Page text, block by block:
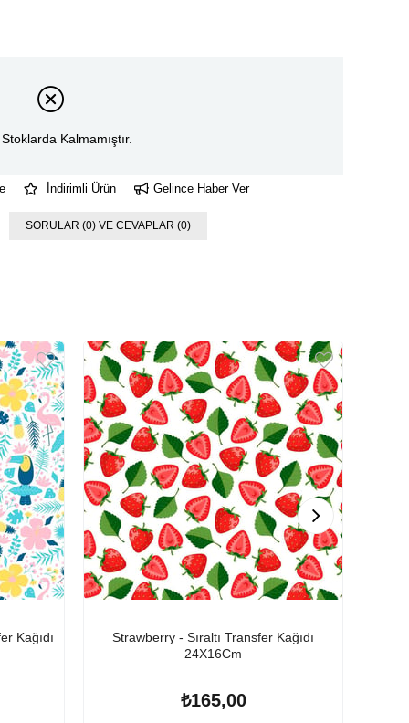
Kalmamıştır.
İndirimli Ürün Gelince Haber Ver
SORULAR (0) VE CEVAPLAR (0)
Kağıdı
Strawberry - Sıraltı Transfer Kağıdı
24X16Cm
₺165,00